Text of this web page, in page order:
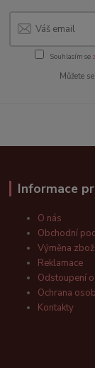
Souhlasím se
Můžete
Informace
O nás
Obchodní
Výměna
Reklamace
Odstoupení
Ochrana
Kontakty